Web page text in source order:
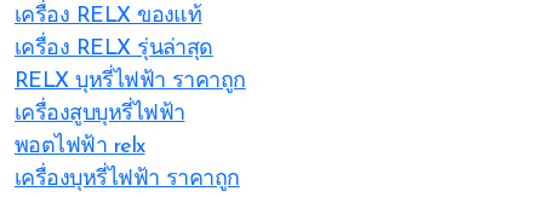
เครื่อง RELX ของแท้
เครื่อง RELX รุ่นล่าสุด
RELX บุหรี่ไฟฟ้า ราคาถูก
เครื่องสูบบุหรี่ไฟฟ้า
พอตไฟฟ้า relx
เครื่องบุหรี่ไฟฟ้า ราคาถูก